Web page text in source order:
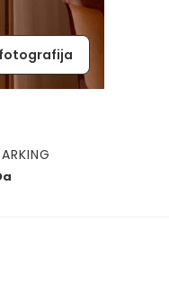
fotografija